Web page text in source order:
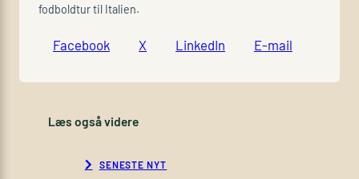
fodboldtur til Italien.
Facebook X LinkedIn E-mail
Læs også videre
SENESTE NYT